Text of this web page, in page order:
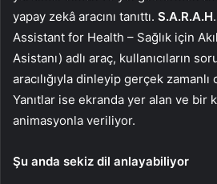
yapay zekâ aracını tanıttı. S.A.R.A.H
Assistant for Health – Sağlık için
Asistanı) adlı araç, kullanıcıların
aracılığıyla dinleyip gerçek
Yanıtlar ise ekranda yer alan ve bir
animasyonla veriliyor.
Şu anda sekiz dil anlayabiliyor